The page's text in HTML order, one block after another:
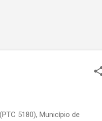
5180), Município de